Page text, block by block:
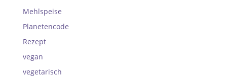
Mehlspeise
Planetencode
Rezept
vegan
vegetarisch